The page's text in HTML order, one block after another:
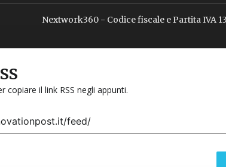
Nextwork360 - Codice fiscale e Partita IVA
copiare il link RSS negli appunti.